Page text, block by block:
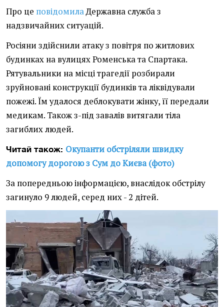
Про це повідомилаДержавна служба з
надзвичайних ситуацій.
Росіяни здійснили атаку з повітря по житлових
будинках на вулицях Роменська та Спартака.
Рятувальники на місці трагедії розбирали
зруйновані конструкції будинків та ліквідували
пожежі. Їм удалося деблокувати жінку, її передали
медикам. Також з-під завалів витягали тіла
загиблих людей.
Читай також: Окупанти обстріляли швидку
допомогу дорогою з Сум до Києва (фото)
За попередньою інформацією, внаслідок обстрілу
загинуло 9 людей, серед них - 2 дітей.